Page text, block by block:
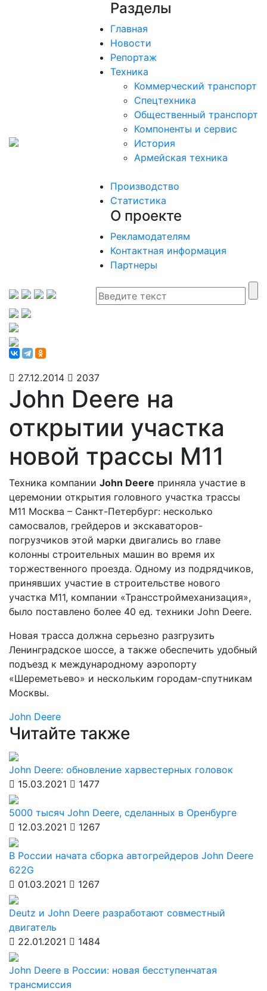
Разделы
Главная
Новости
Репортаж
Техника
Коммерческий транспорт
Спецтехника
Общественный транспорт
Компоненты и сервис
История
Армейская техника
Производство
Статистика
О проекте
Рекламодателям
Контактная информация
Партнеры
27.12.2014 2037
John Deere на
открытии участка
новой трассы М11
Техника компании John Deere приняла участие в
церемонии открытия головного участка трассы
М11 Москва – Санкт-Петербург: несколько
самосвалов, грейдеров и экскаваторов-
погрузчиков этой марки двигались во главе
колонны строительных машин во время их
торжественного проезда. Одному из подрядчиков,
принявших участие в строительстве нового
участка М11, компании «Трансстроймеханизация»,
было поставлено более 40 ед. техники John Deere.
Новая трасса должна серьезно разгрузить
Ленинградское шоссе, а также обеспечить удобный
подъезд к международному аэропорту
«Шереметьево» и нескольким городам-спутникам
Москвы.
John Deere
Читайте также
John Deere: обновление харвестерных головок
15.03.2021
1477
5000 тысяч John Deere, сделанных в Оренбурге
12.03.2021
1267
В России начата сборка автогрейдеров John Deere
622G
01.03.2021
1267
Deutz и John Deere разработают совместный
двигатель
22.01.2021
1484
John Deere в России: новая бесступенчатая
трансмиссия